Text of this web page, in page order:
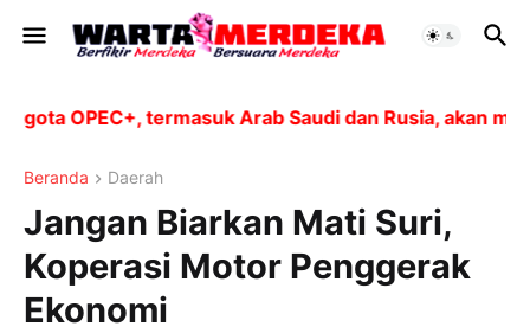
OPEC+, termasuk Arab Saudi dan Rusia, akan
Beranda Daerah
Jangan Biarkan Mati Suri,
Koperasi Motor Penggerak
Ekonomi